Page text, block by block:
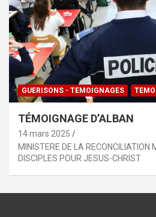
GUERISONS - TEMOIGNAGES
TÉMOIGNAGE D’ALBAN
14 mars 2025
MINISTERE DE LA RECONCILIATION
DISCIPLES POUR JESUS-CHRIST